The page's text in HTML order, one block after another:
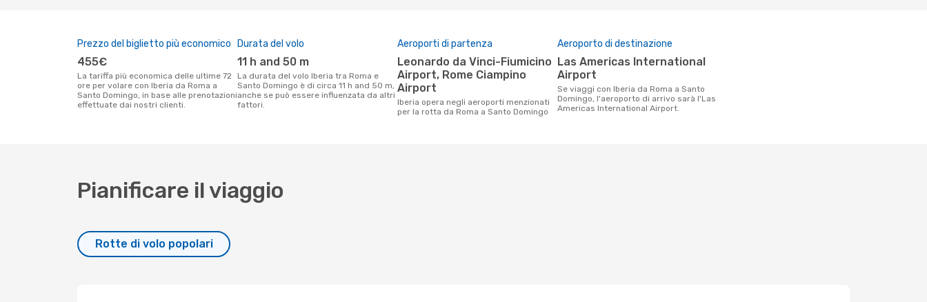
Prezzo del biglietto più economico
455€
La tariffa più economica delle ultime 72
ore per volare con Iberia da Roma a
Santo Domingo, in base alle prenotazioni
effettuate dai nostri clienti.
Durata del volo
11 h and 50 m
La durata del volo Iberia tra Roma e
Santo Domingo è di circa 11 h and 50 m,
anche se può essere influenzata da altri
fattori.
Aeroporti di partenza
Leonardo da Vinci-Fiumicino
Airport, Rome Ciampino
Airport
Iberia opera negli aeroporti menzionati
per la rotta da Roma a Santo Domingo
Aeroporto di destinazione
Las Americas International
Airport
Se viaggi con Iberia da Roma a Santo
Domingo, l'aeroporto di arrivo sarà l'Las
Americas International Airport.
Pianificare il viaggio
Rotte di volo popolari